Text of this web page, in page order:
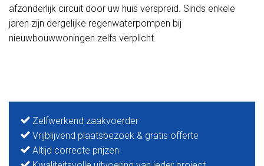
afzonderlijk circuit door uw huis verspreid. Sinds enkele
jaren zijn dergelijke regenwaterpompen bij
nieuwbouwwoningen zelfs verplicht.
Zelfwerkend zaakvoerder
Vrijblijvend plaatsbezoek & gratis offerte
Altijd correcte prijzen